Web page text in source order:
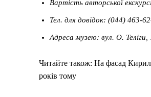
Вартість авторської
Тел. для довідок: (044) 463-
Адреса музею: вул. О. Теліги,
Читайте також: На фасад
років тому